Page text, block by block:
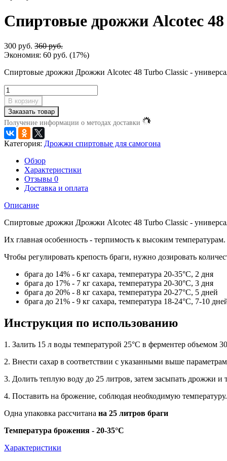
Спиртовые дрожжи Alcotec 48
300 руб. 360 руб.
Экономия: 60 руб. (17%)
Спиртовые дрожжи Дрожжи Alcotec 48 Turbo Classic -
В корзину
Заказать товар
Получение информации о методах доставки
Категория: Дрожжи спиртовые для самогона
Обзор
Характеристики
Отзывы 0
Доставка и оплата
Описание
Спиртовые дрожжи Дрожжи Alcotec 48 Turbo Classic -
Их главная особенность - терпимость к высоким
Чтобы регулировать крепость браги, нужно дозировать
брага до 14% - 6 кг сахара, температура 20-35°С, 2 дня
брага до 17% - 7 кг сахара, температура 20-30°С, 3 дня
брага до 20% - 8 кг сахара, температура 20-27°С, 5 дней
брага до 21% - 9 кг сахара, температура 18-24°С, 7-10
Инструкция по использованию
1. Залить 15 л воды температурой 25°С в ферментер объемом
2. Внести сахар в соответствии с указанными выше
3. Долить теплую воду до 25 литров, затем засыпать дрожжи и
4. Поставить на брожение, соблюдая необходимую температуру.
Одна упаковка рассчитана на 25 литров браги
Температура брожения - 20-35°С
Характеристики